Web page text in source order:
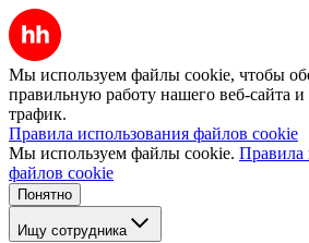
Мы используем файлы cookie, чтобы
правильную работу нашего веб-сайта и
трафик.
Правила использования файлов cookie
Мы используем файлы cookie. Правила
файлов cookie
Понятно
Ищу сотрудника